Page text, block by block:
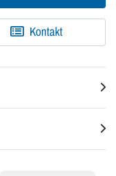
Kontakt